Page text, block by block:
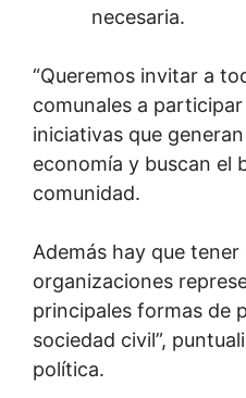
necesaria.
“Queremos invitar a
comunales a
iniciativas que
economía y buscan el
comunidad.
Además hay que
organizaciones
principales formas de
sociedad civil”,
política.